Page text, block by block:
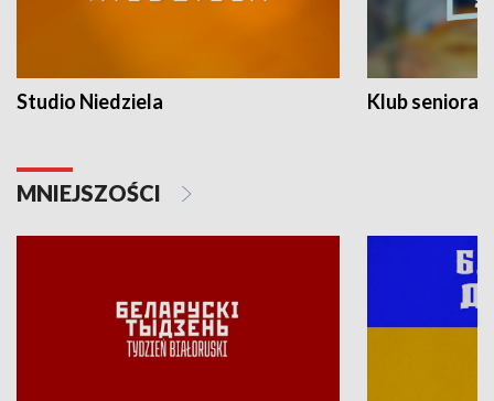
Studio Niedziela Klub seniora
MNIEJSZOŚCI